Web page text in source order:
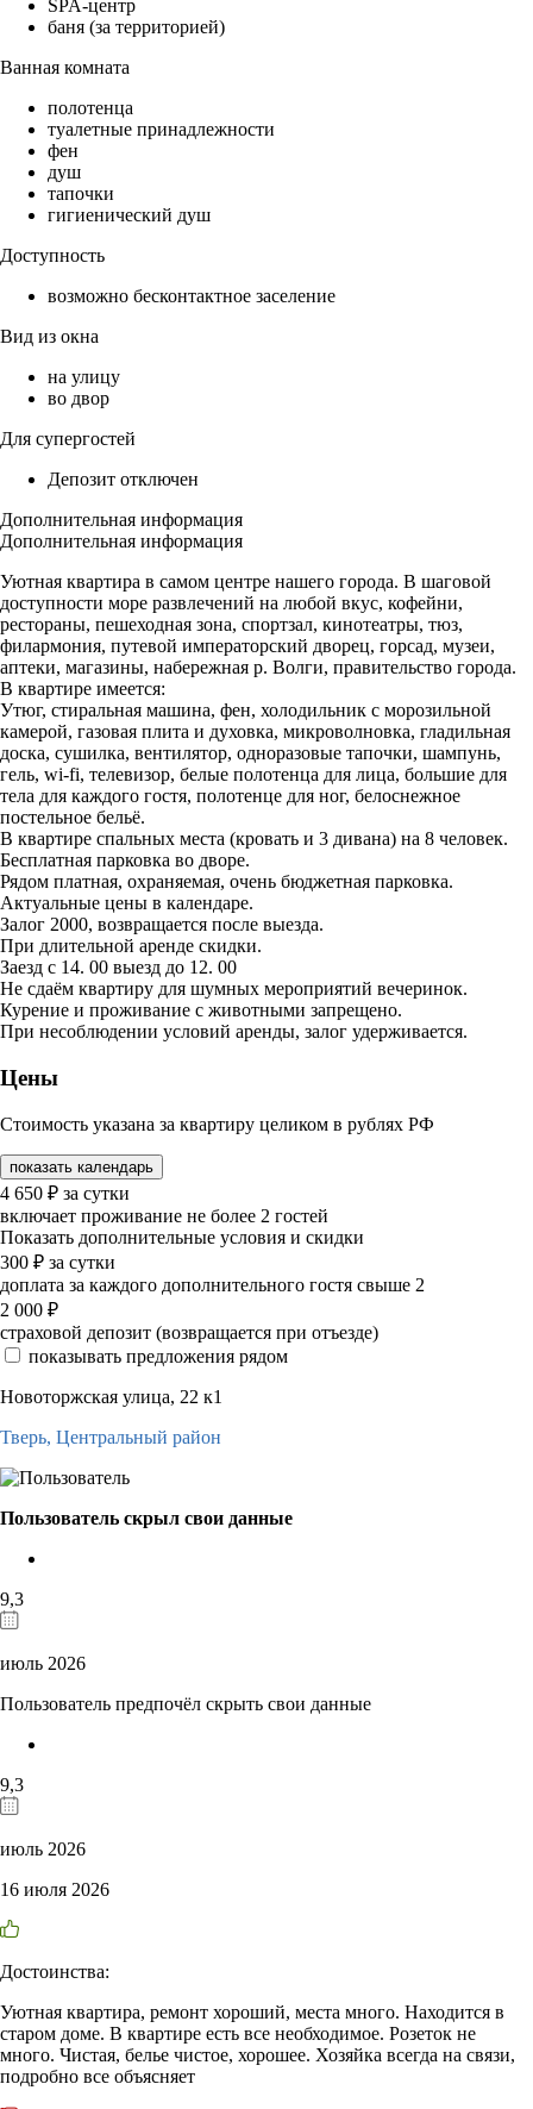
SPA-центр
баня (за территорией)
Ванная комната
полотенца
туалетные принадлежности
фен
душ
тапочки
гигиенический душ
Доступность
возможно бесконтактное заселение
Вид из окна
на улицу
во двор
Для супергостей
Депозит отключен
Дополнительная информация
Дополнительная информация
Уютная квартира в самом центре нашего города. В шаговой
доступности море развлечений на любой вкус, кофейни,
рестораны, пешеходная зона, спортзал, кинотеатры, тюз,
филармония, путевой императорский дворец, горсад, музеи,
аптеки, магазины, набережная р. Волги, правительство города.
В квартире имеется:
Утюг, стиральная машина, фен, холодильник с морозильной
камерой, газовая плита и духовка, микроволновка, гладильная
доска, сушилка, вентилятор, одноразовые тапочки, шампунь,
гель, wi-fi, телевизор, белые полотенца для лица, большие для
тела для каждого гостя, полотенце для ног, белоснежное
постельное бельё.
В квартире спальных места (кровать и 3 дивана) на 8 человек.
Бесплатная парковка во дворе.
Рядом платная, охраняемая, очень бюджетная парковка.
Актуальные цены в календаре.
Залог 2000, возвращается после выезда.
При длительной аренде скидки.
Заезд с 14. 00 выезд до 12. 00
Не сдаём квартиру для шумных мероприятий вечеринок.
Курение и проживание с животными запрещено.
При несоблюдении условий аренды, залог удерживается.
Цены
Стоимость указана за квартиру целиком в рублях РФ
показать календарь
4 650 ₽ за сутки
включает проживание не более 2 гостей
Показать дополнительные условия и скидки
300 ₽ за сутки
доплата за каждого дополнительного гостя свыше 2
2 000 ₽
страховой депозит (возвращается при отъезде)
показывать предложения рядом
Новоторжская улица, 22 к1
Тверь, Центральный район
Пользователь скрыл свои данные
9,3
июль 2026
Пользователь предпочёл скрыть свои данные
9,3
июль 2026
16 июля 2026
Достоинства:
Уютная квартира, ремонт хороший, места много. Находится в
старом доме. В квартире есть все необходимое. Розеток не
много. Чистая, белье чистое, хорошее. Хозяйка всегда на связи,
подробно все объясняет